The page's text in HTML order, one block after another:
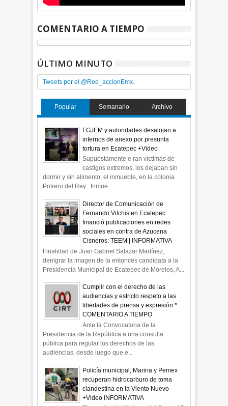
COMENTARIO A TIEMPO
ÚLTIMO MINUTO
Tweets por el @Red_accionEmx.
Popular Semanario Archivo
FGJEM y autoridades desalojan a
internos de anexo por presunta
tortura en Ecatepec +Video
Supuestamente e ran víctimas de
castigos extremos, los dejaban sin
dormir y sin alimento; el inmueble, en la colonia
Potrero del Rey Inmue...
Director de Comunicación de
Fernando Vilchis en Ecatepec
financió publicaciones en redes
sociales en contra de Azucena
Cisneros: TEEM | INFORMATIVA
Finalidad de Juan Gabriel Salazar Martínez,
denigrar la imagen de la entonces candidata a la
Presidencia Municipal de Ecatepec de Morelos, A...
Cumplir con el derecho de las
audiencias y estricto respeto a las
libertades de prensa y expresión *
COMENTARIO A TIEMPO
Ante la Convocatoria de la
Presidencia de la República a una consulta
pública para regular los derechos de las
audiencias, desde luego que e...
Policía municipal, Marina y Pemex
recuperan hidrocarburo de toma
clandestina en la Viento Nuevo
+Video INFORMATIVA